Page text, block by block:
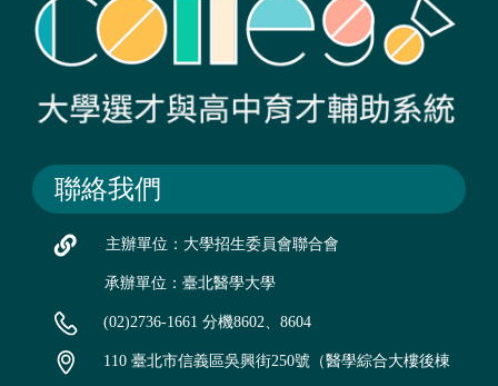
聯絡我們
主辦單位：大學招生委員會聯合會
承辦單位：臺北醫學大學
(02)2736-1661 分機8602、8604
110 臺北市信義區吳興街250號（醫學綜合大樓後棟